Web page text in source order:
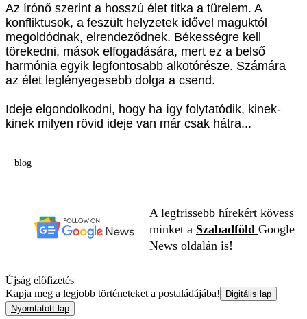
Az írónő szerint a hosszú élet titka a türelem. A
konfliktusok, a feszült helyzetek idővel maguktól
megoldódnak, elrendeződnek. Békességre kell
törekedni, mások elfogadására, mert ez a belső
harmónia egyik legfontosabb alkotórésze. Számára
az élet leglényegesebb dolga a csend.
Ideje elgondolkodni, hogy ha így folytatódik, kinek-
kinek milyen rövid ideje van már csak hátra...
blog
A legfrissebb hírekért kövess
minket a Szabadföld Google
News oldalán is!
Újság előfizetés
Kapja meg a legjobb történeteket a postaládájába!
Digitális lap
Nyomtatott lap